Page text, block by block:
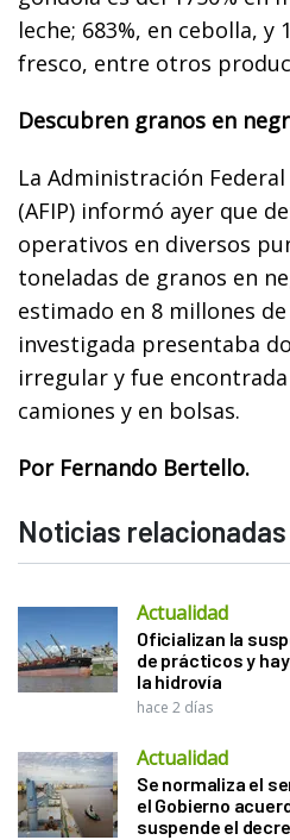
leche; 683%, en cebolla, y
fresco, entre otros
Descubren granos en
La Administración
(AFIP) informó ayer que
operativos en diversos
toneladas de granos en
estimado en 8 millones
investigada presentaba
irregular y fue
camiones y en bolsas.
Por Fernando Bertello.
Noticias relacionadas
Actualidad
Oficializan la
de prácticos y
la hidrovía
hace 2 días
Actualidad
Se normaliza el
el Gobierno
suspende el